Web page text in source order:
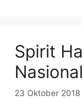
Spirit
23 Oktober 2018